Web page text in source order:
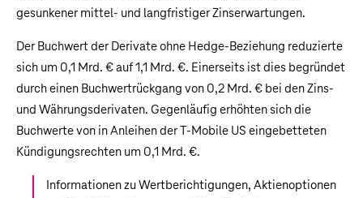
gesunkener mittel- und langfristiger Zinserwartungen.
Der Buchwert der Derivate ohne Hedge-Beziehung reduzierte
sich um 0,1 Mrd. €auf1,1 Mrd. €. Einerseits ist dies begründet
durch einen Buchwertrückgang von 0,2 Mrd. € bei den Zins-
und Währungsderivaten. Gegenläufig erhöhten sich die
Buchwerte von in Anleihen der T‑Mobile US eingebetteten
Kündigungsrechten um 0,1 Mrd. €.
Informationen zu Wertberichtigungen, Aktienoptionen